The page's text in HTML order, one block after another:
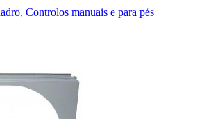
Controlos manuais e para pés